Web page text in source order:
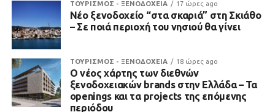
ΤΟΥΡΙΣΜΟΣ - ΞΕΝΟΔΟΧΕΙΑ 17 ώρες ago
Νέο ξενοδοχείο “στα σκαριά” στη Σκιάθο
– Σε ποιά περιοχή του νησιού θα γίνει
ΤΟΥΡΙΣΜΟΣ - ΞΕΝΟΔΟΧΕΙΑ 18 ώρες ago
Ο νέος χάρτης των διεθνών
ξενοδοχειακών brands στην Ελλάδα – Τα
openings και τα projects της επόμενης
περιόδου